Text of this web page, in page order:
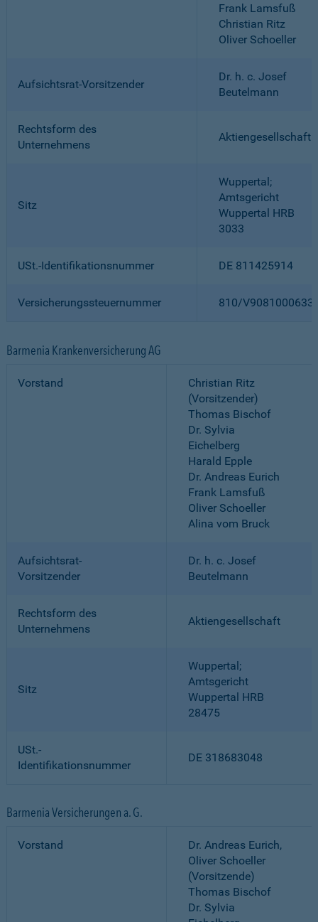
Frank Lamsfuß
Christian Ritz
Oliver Schoeller
Aufsichtsrat-Vorsitzender
Dr. h. c. Josef
Beutelmann
Rechtsform des
Unternehmens
Aktiengesellschaft
Sitz
Wuppertal;
Amtsgericht
Wuppertal HRB
3033
USt.-Identifikationsnummer DE 811425914
Versicherungssteuernummer 810/
Barmenia Krankenversicherung AG
Vorstand
Christian Ritz
(Vorsitzender)
Thomas Bischof
Dr. Sylvia
Eichelberg
Harald Epple
Dr. Andreas Eurich
Frank Lamsfuß
Oliver Schoeller
Alina vom Bruck
Aufsichtsrat-
Vorsitzender
Dr. h. c. Josef
Beutelmann
Rechtsform des
Unternehmens
Aktiengesellschaft
Sitz
Wuppertal;
Amtsgericht
Wuppertal HRB
28475
USt.-
Identifikationsnummer
DE 318683048
Barmenia Versicherungen a. G.
Vorstand
Dr. Andreas Eurich,
Oliver Schoeller
(Vorsitzende)
Thomas Bischof
Dr. Sylvia